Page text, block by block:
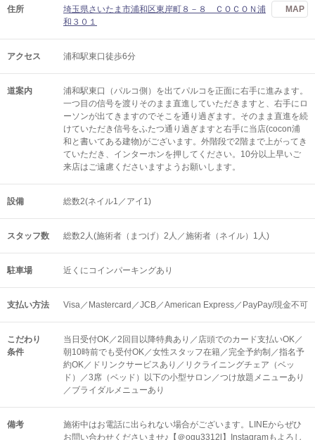
住所
埼玉県さいたま市浦和区東岸町８－８ ＣＯＣＯＮ浦
和３０１
MAP
アクセス 浦和駅東口徒歩6分
道案内
浦和駅東口（パルコ側）を出てパルコを正面に右手に進みます。
一つ目の信号を渡りそのまま直進していただきますと、右手にロ
ーソンが出てきますのでそこを通り過ぎます。そのまま直進を続
けていただき信号をふたつ通り過ぎますと右手に当店(cocon浦
和と書いてある建物)がございます。外階段で2階まで上がってき
ていただき、インターホンを押してください。10分以上早いご
来店はご遠慮くださいますようお願いします。
設備 総数2(ネイル1／アイ1)
スタッフ数 総数2人(施術者（まつげ）2人／施術者（ネイル）1人)
駐車場 近くにコインパーキングあり
支払い方法 Visa／Mastercard／JCB／American Express／PayPay/現金不可
こだわり
条件
当日受付OK／2回目以降特典あり／店頭でのカード支払いOK／
朝10時前でも受付OK／女性スタッフ在籍／完全予約制／指名予
約OK／ドリンクサービスあり／リクライニングチェア（ベッ
ド）／3席（ベッド）以下の小型サロン／つけ放題メニューあり
／ブライダルメニューあり
備考
施術中はお電話に出られない場合がございます。LINEからぜひ
お問い合わせくださいませ♪【＠ogu3312l】Instagramもよろし